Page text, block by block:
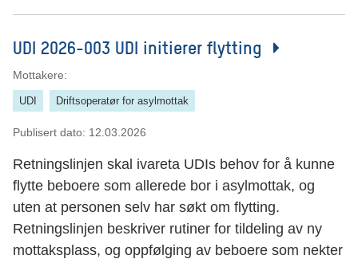
UDI 2026-003 UDI initierer flytting
Mottakere:
UDI Driftsoperatør for asylmottak
Publisert dato: 12.03.2026
Retningslinjen skal ivareta UDIs behov for å kunne
flytte beboere som allerede bor i asylmottak, og
uten at personen selv har søkt om flytting.
Retningslinjen beskriver rutiner for tildeling av ny
mottaksplass, og oppfølging av beboere som nekter